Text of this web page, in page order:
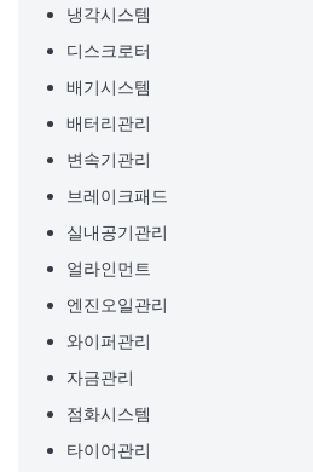
냉각시스템
디스크로터
배기시스템
배터리관리
변속기관리
브레이크패드
실내공기관리
얼라인먼트
엔진오일관리
와이퍼관리
자금관리
점화시스템
타이어관리